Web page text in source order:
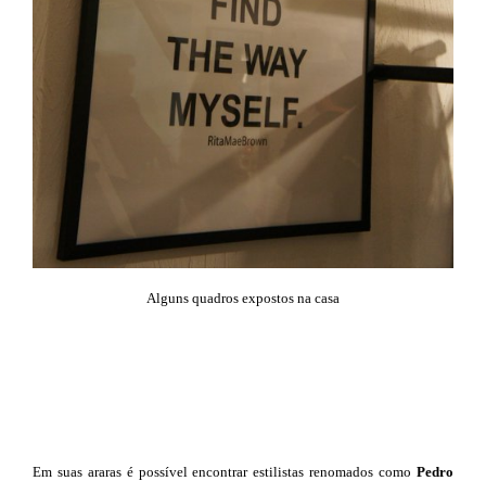
Alguns quadros expostos na casa
Em suas araras é possível encontrar estilistas renomados como Pedro